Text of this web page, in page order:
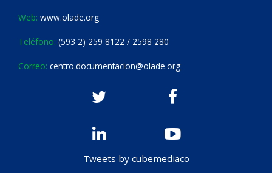
Web: www.olade.org
Teléfono: (593 2) 259 8122 / 2598 280
Correo: centro.documentacion@olade.org
Tweets by cubemediaco